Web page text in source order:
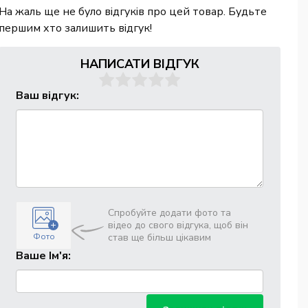
На жаль ще не було відгуків про цей товар. Будьте
першим хто залишить відгук!
НАПИСАТИ ВІДГУК
Ваш відгук:
Фото
Спробуйте додати фото та
відео до свого відгука, щоб він
став ще більш цікавим
Ваше Ім'я: